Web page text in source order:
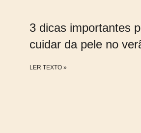
3 dicas importantes
cuidar da pele no
LER TEXTO »